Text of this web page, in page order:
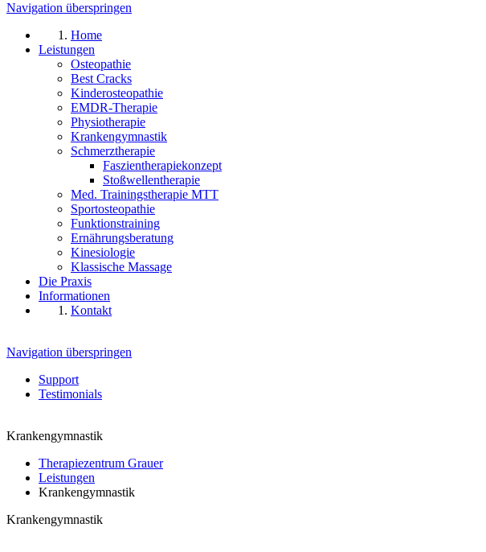
Navigation überspringen
Home
Leistungen
Osteopathie
Best Cracks
Kinderosteopathie
EMDR-Therapie
Physiotherapie
Krankengymnastik
Schmerztherapie
Faszientherapiekonzept
Stoßwellentherapie
Med. Trainingstherapie MTT
Sportosteopathie
Funktionstraining
Ernährungsberatung
Kinesiologie
Klassische Massage
Die Praxis
Informationen
Kontakt
Navigation überspringen
Support
Testimonials
Krankengymnastik
Therapiezentrum Grauer
Leistungen
Krankengymnastik
Krankengymnastik